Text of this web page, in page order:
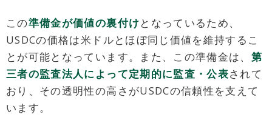
この準備金が価値の裏付けとなっているため、
USDCの価格は米ドルとほぼ同じ価値を維持するこ
とが可能となっています。また、この準備金は、 第
三者の監査法人によって定期的に監査・公表されて
おり、その透明性の高さがUSDCの信頼性を支えて
います。